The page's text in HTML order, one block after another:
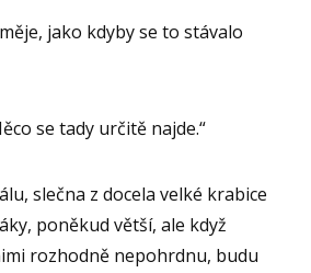
jako kdyby se to stávalo
se tady určitě najde.“
slečna z docela velké krabice
poněkud větší, ale když
rozhodně nepohrdnu, budu